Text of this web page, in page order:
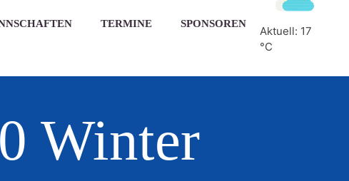
TERMINE SPONSOREN
Aktuell: 17
°C
Winter